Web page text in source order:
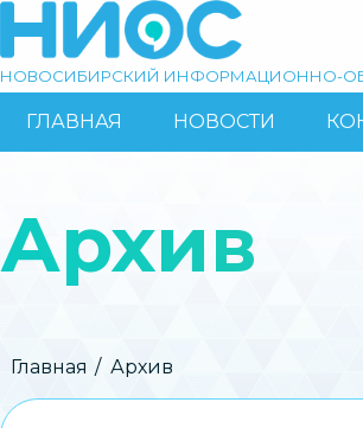
основному
Поиск
НОВОСИБИРСКИЙ ИНФОРМАЦИОННО-
ОСНОВНАЯ
ГЛАВНАЯ НОВОСТИ
Архив
Строка
навигации
Главная Архив